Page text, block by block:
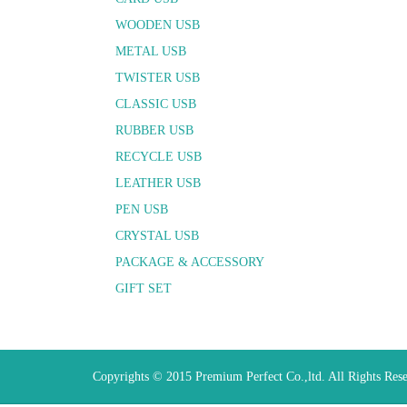
WOODEN USB
METAL USB
TWISTER USB
CLASSIC USB
RUBBER USB
RECYCLE USB
LEATHER USB
PEN USB
CRYSTAL USB
PACKAGE & ACCESSORY
GIFT SET
Copyrights © 2015 Premium Perfect Co.,ltd. All Rights